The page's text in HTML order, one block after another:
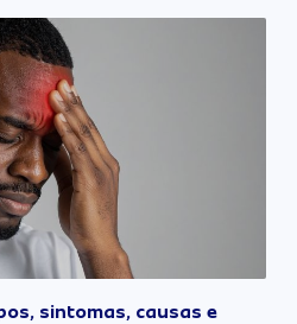
sintomas, causas e